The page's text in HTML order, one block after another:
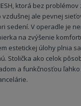
ktorá bez
ale pevnej
sedení. V operadle je
na zvýšenie
estetickej úlohy plnia
Stolička ako celok
a funkčnosťou